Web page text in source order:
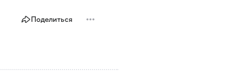
Поделиться